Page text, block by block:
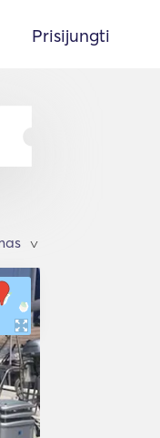
Prisijungti
>